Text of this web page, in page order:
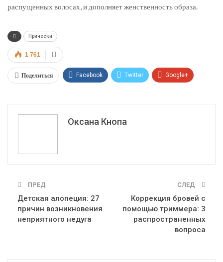
распущенных волосах, и дополняет женственность образа.
Прически
1 761
Поделиться Facebook Twitter Google+
Эл. адрес
Оксана Кнопа
ПРЕД
Детская алопеция: 27
причин возникновения
неприятного недуга
СЛЕД
Коррекция бровей с
помощью триммера: 3
распространенных
вопроса